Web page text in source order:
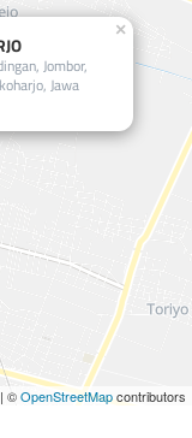
Jombor,
Jawa
×
| ©OpenStreetMapcontributors